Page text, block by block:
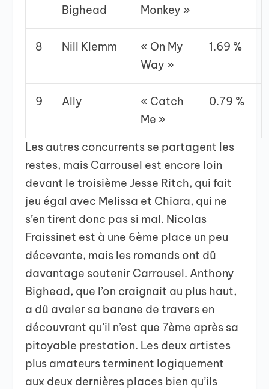
Bighead
Monkey »
8 Nill Klemm
« On My
Way »
1.69 %
9 Ally
« Catch
Me »
0.79 %
Les autres concurrents se partagent les
restes, mais Carrousel est encore loin
devant le troisième Jesse Ritch, qui fait
jeu égal avec Melissa et Chiara, qui ne
s’en tirent donc pas si mal. Nicolas
Fraissinet est à une 6ème place un peu
décevante, mais les romands ont dû
davantage soutenir Carrousel. Anthony
Bighead, que l’on craignait au plus haut,
a dû avaler sa banane de travers en
découvrant qu’il n’est que 7ème après sa
pitoyable prestation. Les deux artistes
plus amateurs terminent logiquement
aux deux dernières places bien qu’ils